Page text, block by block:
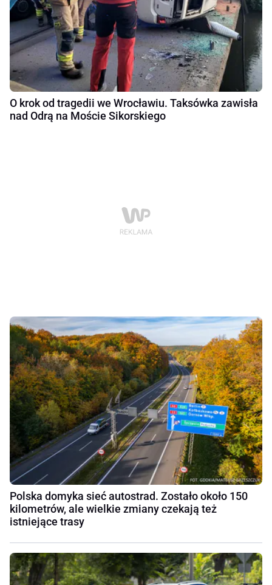
O krok od tragedii we Wrocławiu. Taksówka zawisła
nad Odrą na Moście Sikorskiego
Polska domyka sieć autostrad. Zostało około 150
kilometrów, ale wielkie zmiany czekają też
istniejące trasy